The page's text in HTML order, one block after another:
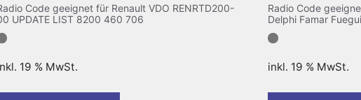
Code geeignet für Renault VDO RENRTD200-
UPDATE LIST 8200 460 706
19 % MwSt.
Radio Code
Delphi Famar
inkl. 19 % MwSt.